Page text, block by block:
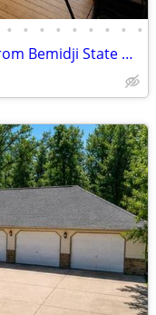
• • • • • • • • •
For Sale - Bemidji Duplex, 2 miles from Bemidji State University